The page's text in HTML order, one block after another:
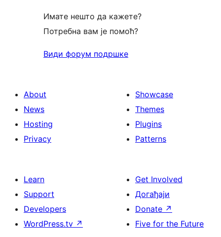
Имате нешто да кажете?
Потребна вам је помоћ?
Види форум подршке
About
News
Hosting
Privacy
Showcase
Themes
Plugins
Patterns
Learn
Support
Developers
WordPress.tv ↗
Get Involved
Догађаји
Donate ↗
Five for the Future